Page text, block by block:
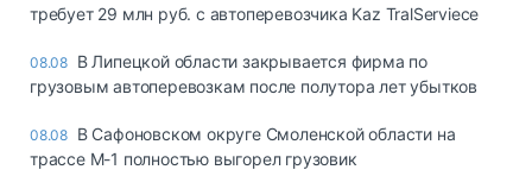
требует 29 млн руб. с автоперевозчика Kaz TralServiece
08.08 В Липецкой области закрывается фирма по
грузовым автоперевозкам после полутора лет убытков
08.08 В Сафоновском округе Смоленской области на
трассе М-1 полностью выгорел грузовик